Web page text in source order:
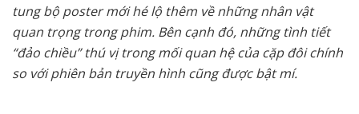
tung bộ poster mới hé lộ thêm về những nhân vật
quan trọng trong phim. Bên cạnh đó, những tình tiết
“đảo chiều” thú vị trong mối quan hệ của cặp đôi chính
so với phiên bản truyền hình cũng được bật mí.